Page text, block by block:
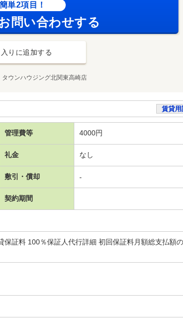
単2項目！
問い合わせする
りに追加する
タウンハウジング北関東高崎店
賃貸用
管理費等 4000円
礼金 なし
敷引・償却 -
契約期間
証料 100％保証人代行詳細 初回保証料月額総支払額